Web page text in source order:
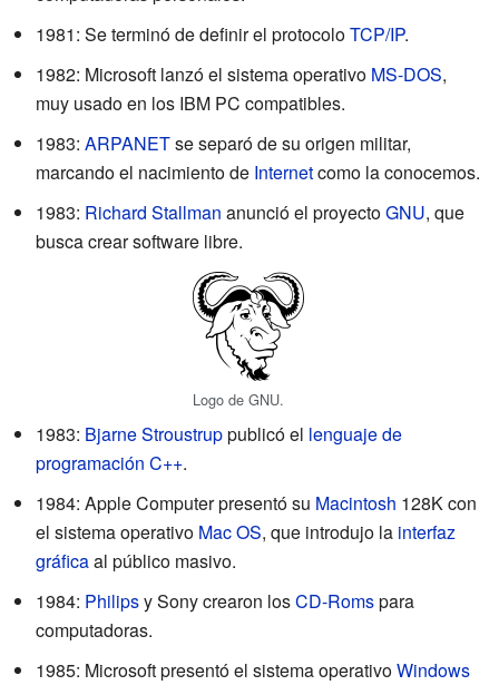
1981: Se terminó de definir el protocoloTCP/IP.
1982: Microsoft lanzó el sistema operativo MS-DOS,
muy usado en los IBM PC compatibles.
1983: ARPANETse separó de su origen militar,
marcando el nacimiento de Internetcomo la conocemos.
1983: Richard Stallman anunció el proyectoGNU, que
busca crear software libre.
Logo de GNU.
1983: Bjarne Stroustruppublicó el lenguaje de
programación C++.
1984: Apple Computer presentó su Macintosh 128K con
el sistema operativo Mac OS, que introdujo la interfaz
gráficaal público masivo.
1984: Philipsy Sony crearon losCD-Romspara
computadoras.
1985: Microsoft presentó el sistema operativoWindows